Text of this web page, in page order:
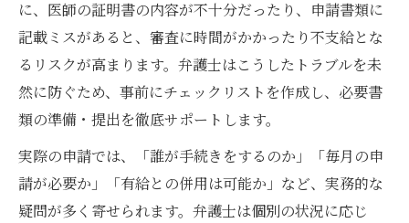
に、医師の証明書の内容が不十分だったり、申請書類に
記載ミスがあると、審査に時間がかかったり不支給とな
るリスクが高まります。弁護士はこうしたトラブルを未
然に防ぐため、事前にチェックリストを作成し、必要書
類の準備・提出を徹底サポートします。
実際の申請では、「誰が手続きをするのか」「毎月の申
請が必要か」「有給との併用は可能か」など、実務的な
疑問が多く寄せられます。弁護士は個別の状況に応じ